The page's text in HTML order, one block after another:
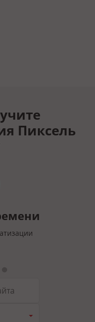
Пиксель